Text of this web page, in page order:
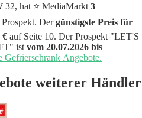
32, hat ⭐️ MediaMarkt 3
Prospekt. Dergünstigste Preis für
€ auf Seite 10. Der Prospekt "LET'S
ist vom 20.07.2026 bis
Gefrierschrank Angebote.
weiterer Händler